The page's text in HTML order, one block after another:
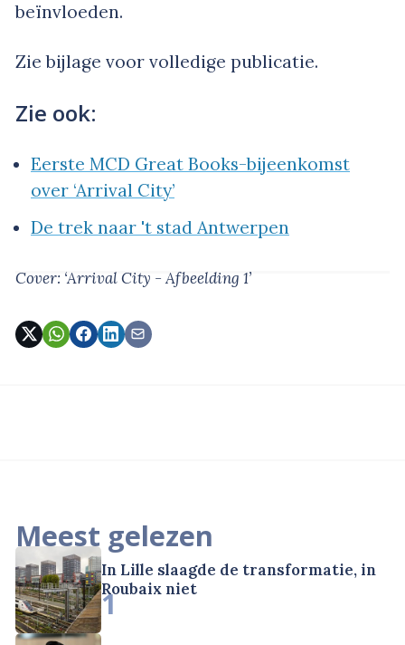
beïnvloeden.
Zie bijlage voor volledige publicatie.
Zie ook:
Eerste MCD Great Books-bijeenkomst
over ‘Arrival City’
De trek naar 't stad Antwerpen
Cover: ‘Arrival City - Afbeelding 1’
Meest gelezen
In Lille slaagde de transformatie, in
Roubaix niet
1